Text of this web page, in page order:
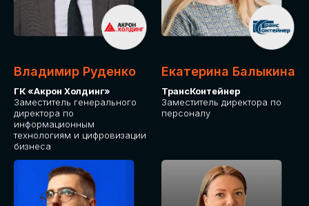
Владимир Руденко
ГК «Акрон Холдинг»
Заместитель генерального
директора по
информационным
технологиям и цифровизации
бизнеса
Екатерина Балыкина
ТрансКонтейнер
Заместитель директора по
персоналу